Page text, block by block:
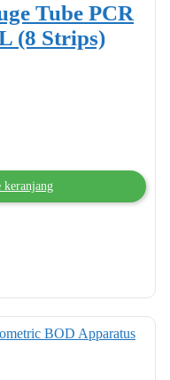
Tube PCR
(8 Strips)
keranjang